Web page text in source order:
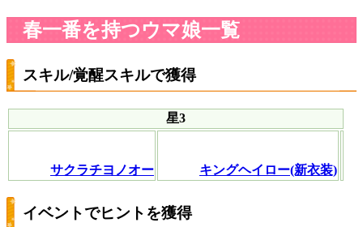
春一番を持つウマ娘一覧
スキル/覚醒スキルで獲得
星3
サクラチヨノオー キングヘイロー(新衣装)
イベントでヒントを獲得